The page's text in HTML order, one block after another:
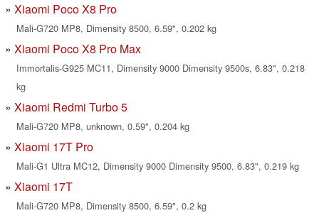
Xiaomi Poco X8 Pro
Mali-G720 MP8, Dimensity 8500, 6.59", 0.202 kg
Xiaomi Poco X8 Pro Max
Immortalis-G925 MC11, Dimensity 9000 Dimensity 9500s, 6.83", 0.218
kg
Xiaomi Redmi Turbo 5
Mali-G720 MP8, unknown, 0.59", 0.204 kg
Xiaomi 17T Pro
Mali-G1 Ultra MC12, Dimensity 9000 Dimensity 9500, 6.83", 0.219 kg
Xiaomi 17T
Mali-G720 MP8, Dimensity 8500, 6.59", 0.2 kg